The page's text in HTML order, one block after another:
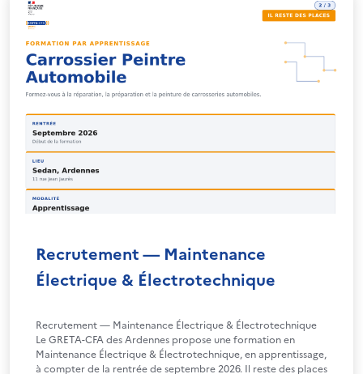
Recrutement — Maintenance
Électrique & Électrotechnique
Recrutement — Maintenance Électrique & Électrotechnique
Le GRETA-CFA des Ardennes propose une formation en
Maintenance Électrique & Électrotechnique, en apprentissage,
à compter de la rentrée de septembre 2026. Il reste des places